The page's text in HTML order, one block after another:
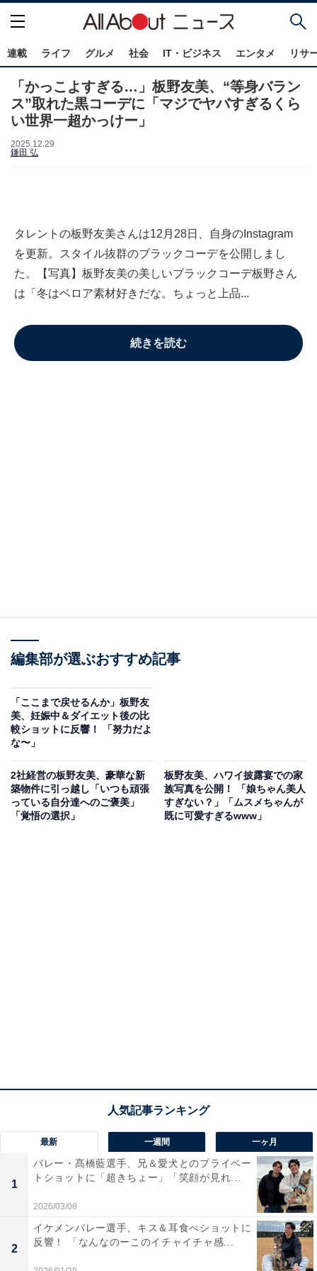
連載 ライフ グルメ 社会 IT・ビジネス エンタメ リサ
「かっこよすぎる…」板野友美、“等身バラン
ス”取れた黒コーデに「マジでヤバすぎるくら
い世界一超かっけー」
2025.12.29
鎌田 弘
タレントの板野友美さんは12月28日、自身のInstagram
を更新。スタイル抜群のブラックコーデを公開しまし
た。【写真】板野友美の美しいブラックコーデ板野さん
は「冬はベロア素材好きだな。ちょっと上品...
続きを読む
編集部が選ぶおすすめ記事
「ここまで戻せるんか」板野友
美、妊娠中＆ダイエット後の比
較ショットに反響！ 「努力だよ
な〜」
2社経営の板野友美、豪華な新
築物件に引っ越し「いつも頑張
っている自分達へのご褒美」
「覚悟の選択」
板野友美、ハワイ披露宴での家
族写真を公開！ 「娘ちゃん美人
すぎない？」「ムスメちゃんが
既に可愛すぎるwww」
最新 一週間 一ヶ月
1
バレー・髙橋藍選手、兄＆愛犬とのプライベー
トショットに「超きちょー」「笑顔が見れ...
2026/03/08
2
イケメンバレー選手、キス＆耳食べショットに
反響！ 「なんなのーこのイチャイチャ感...